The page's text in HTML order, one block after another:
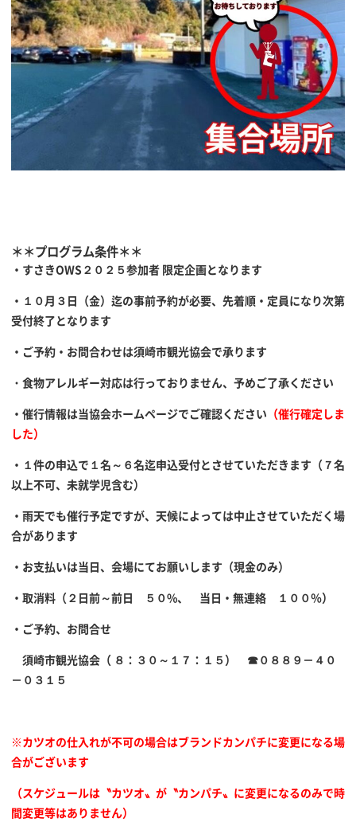
＊＊プログラム条件＊＊
・すさきOWS２０２５参加者 限定企画となります
・１０ 月３ 日（金）迄の事前予約が必要、先着順・定員になり次第
受付終了となります
・ご予約・お問合わせは須崎市観光協会で承ります
・ 食物アレルギー対応は行っておりません、予めご了承ください
・催行情報は当協会ホームページでご確認ください （催行確定しま
した）
・１件の申込で１名～６名迄申込受付とさせていただきます（７名
以上不可、未就学児含む）
・雨天でも催行予定ですが、天候によっては中止させていただく場
合があります
・お支払いは当日、会場にてお願いします（現金のみ）
・取消料（２日前～前日 ５０%、 当日・無連絡 １００％）
・ご予約、お問合せ
須崎市観光協会（ ８：３０～１７：１５） ☎０８８９－４０
－０３１５
※カツオの仕入れが不可の場合はブランドカンパチに変更になる場
合がございます
（スケジュールは〝カツオ〟が〝カンパチ〟に変更になるのみで時
間変更等はありません）